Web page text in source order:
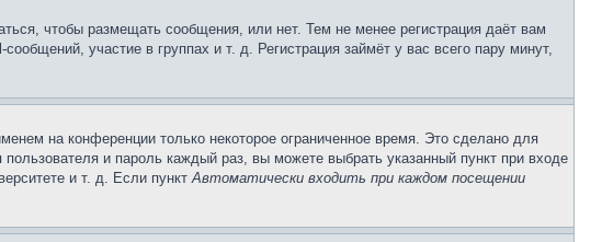
чтобы размещать сообщения, или нет. Тем не менее регистрация даёт вам
участие в группах и т. д. Регистрация займёт у вас всего пару минут,
на конференции только некоторое ограниченное время. Это сделано для
и пароль каждый раз, вы можете выбрать указанный пункт при входе
и т. д. Если пунктАвтоматически входить при каждом посещении